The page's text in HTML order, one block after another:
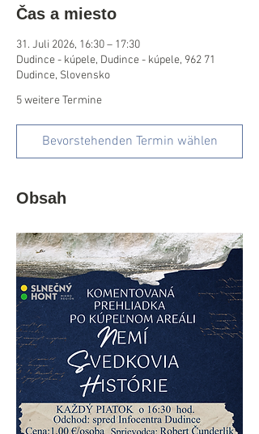
Čas a miesto
31. Juli 2026, 16:30 – 17:30
Dudince - kúpele, Dudince - kúpele, 962 71
Dudince, Slovensko
5 weitere Termine
Bevorstehenden Termin wählen
Obsah